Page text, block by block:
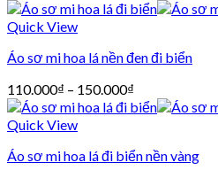
Quick View
Áo sơ mi hoa lá nền đen đi biển
110.000₫ – 150.000₫
Quick View
Áo sơ mi hoa lá đi biển nền vàng